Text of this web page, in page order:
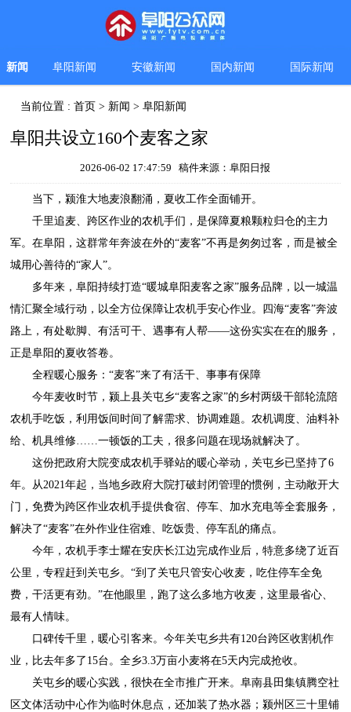
新闻 阜阳新闻 安徽新闻 国内新闻 国际新闻
当前位置 :首页 > 新闻 >阜阳新闻
阜阳共设立160个麦客之家
2026-06-02 17:47:59 稿件来源：阜阳日报
当下，颍淮大地麦浪翻涌，夏收工作全面铺开。
千里追麦、跨区作业的农机手们，是保障夏粮颗粒归仓的主力
军。在阜阳，这群常年奔波在外的“麦客”不再是匆匆过客，而是被全
城用心善待的“家人”。
多年来，阜阳持续打造“暖城阜阳麦客之家”服务品牌，以一城温
情汇聚全域行动，以全方位保障让农机手安心作业。四海“麦客”奔波
路上，有处歇脚、有活可干、遇事有人帮——这份实实在在的服务，
正是阜阳的夏收答卷。
全程暖心服务：“麦客”来了有活干、事事有保障
今年麦收时节，颍上县关屯乡“麦客之家”的乡村两级干部轮流陪
农机手吃饭，利用饭间时间了解需求、协调难题。农机调度、油料补
给、机具维修……一顿饭的工夫，很多问题在现场就解决了。
这份把政府大院变成农机手驿站的暖心举动，关屯乡已坚持了6
年。从2021年起，当地乡政府大院打破封闭管理的惯例，主动敞开大
门，免费为跨区作业农机手提供食宿、停车、加水充电等全套服务，
解决了“麦客”在外作业住宿难、吃饭贵、停车乱的痛点。
今年，农机手李士耀在安庆长江边完成作业后，特意多绕了近百
公里，专程赶到关屯乡。“到了关屯只管安心收麦，吃住停车全免
费，干活更有劲。”在他眼里，跑了这么多地方收麦，这里最省心、
最有人情味。
口碑传千里，暖心引客来。今年关屯乡共有120台跨区收割机作
业，比去年多了15台。全乡3.3万亩小麦将在5天内完成抢收。
关屯乡的暖心实践，很快在全市推广开来。阜南县田集镇腾空社
区文体活动中心作为临时休息点，还加装了热水器；颍州区三十里铺